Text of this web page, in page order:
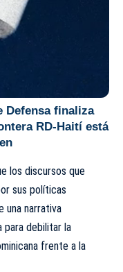
Defensa finaliza
RD-Haití está
los discursos que
sus políticas
una narrativa
para debilitar la
frente a la